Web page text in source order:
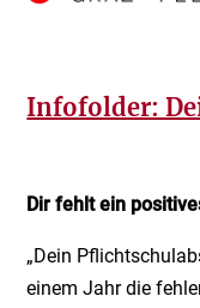
Infofolder:
Dir fehlt ein
„Dein
einem Jahr die